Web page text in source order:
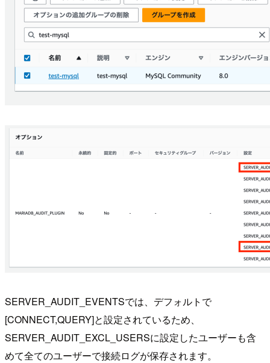
SERVER_AUDIT_EVENTSでは、デフォルトで
[CONNECT,QUERY]と設定されているため、
SERVER_AUDIT_EXCL_USERSに設定したユーザーも含
めて全てのユーザーで接続ログが保存されます。